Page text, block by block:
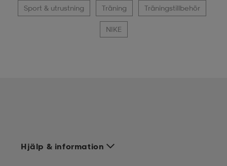
Sport & utrustning Träning Träningstillbehör
NIKE
Hjälp & information